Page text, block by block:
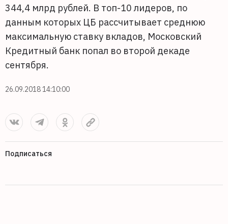
344,4 млрд рублей. В топ-10 лидеров, по
данным которых ЦБ рассчитывает среднюю
максимальную ставку вкладов, Московский
Кредитный банк попал во второй декаде
сентября.
26.09.2018 14:10:00
Подписаться